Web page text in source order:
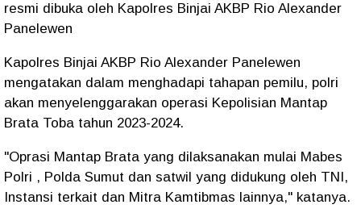
resmi dibuka oleh Kapolres Binjai AKBP Rio Alexander
Panelewen
Kapolres Binjai AKBP Rio Alexander Panelewen
mengatakan dalam menghadapi tahapan pemilu, polri
akan menyelenggarakan operasi Kepolisian Mantap
Brata Toba tahun 2023-2024.
"Oprasi Mantap Brata yang dilaksanakan mulai Mabes
Polri , Polda Sumut dan satwil yang didukung oleh TNI,
Instansi terkait dan Mitra Kamtibmas lainnya," katanya.